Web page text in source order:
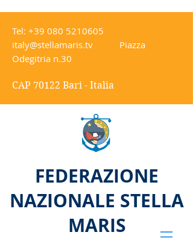
Tel: +39 080 5210605
italy@stellamaris.tv Piazza
Odegitria n.30
CAP 70122 Bari - Italia
FEDERAZIONE
NAZIONALE STELLA
MARIS